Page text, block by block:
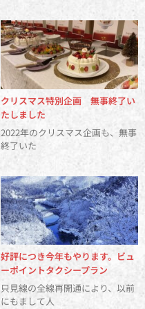
クリスマス特別企画 無事終了い
たしました
2022年のクリスマス企画も、無事
終了いた
好評につき今年もやります。ビュ
ーポイントタクシープラン
只見線の全線再開通により、以前
にもまして人